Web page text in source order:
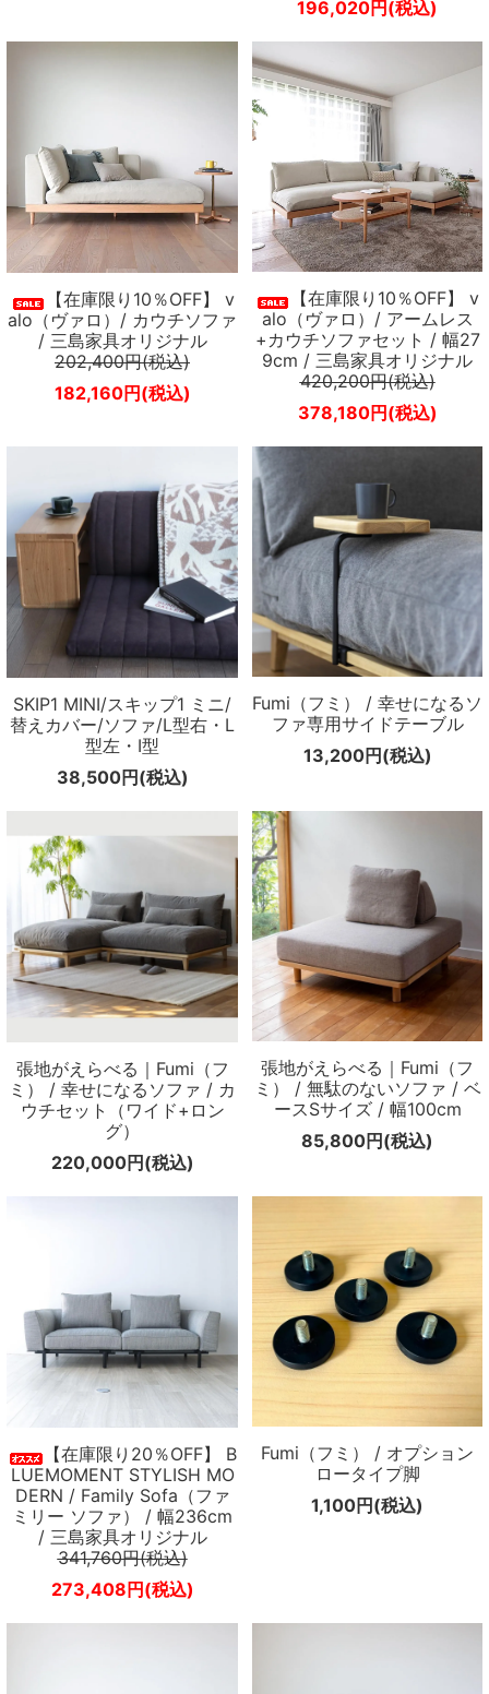
196,020円(税込)
【在庫限り10％OFF】 v
alo（ヴァロ）/ カウチソファ
/ 三島家具オリジナル
202,400円(税込)
182,160円(税込)
【在庫限り10％OFF】 v
alo（ヴァロ）/ アームレス
+カウチソファセット / 幅27
9cm / 三島家具オリジナル
420,200円(税込)
378,180円(税込)
SKIP1 MINI/スキップ1 ミニ/
替えカバー/ソファ/L型右・L
型左・I型
38,500円(税込)
Fumi（フミ） / 幸せになるソ
ファ専用サイドテーブル
13,200円(税込)
張地がえらべる｜Fumi（フ
ミ） / 幸せになるソファ / カ
ウチセット（ワイド+ロン
グ）
220,000円(税込)
張地がえらべる｜Fumi（フ
ミ） / 無駄のないソファ / ベ
ースSサイズ / 幅100cm
85,800円(税込)
【在庫限り20％OFF】 B
LUEMOMENT STYLISH MO
DERN / Family Sofa（ファ
ミリー ソファ） / 幅236cm
/ 三島家具オリジナル
341,760円(税込)
273,408円(税込)
Fumi（フミ） / オプション
ロータイプ脚
1,100円(税込)